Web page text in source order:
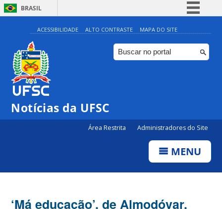
BRASIL
Simplifique!
Comunica BR
Participe
ACESSIBILIDADE ALTO CONTRASTE MAPA DO SITE
Notícias da UFSC
Área Restrita Administradores do Site
MENU
‘Má educação’, de Almodóvar,